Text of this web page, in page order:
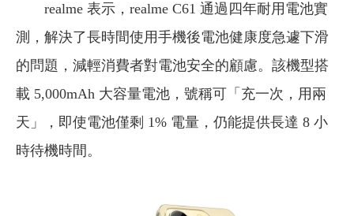
realme 表示，realme C61 通過四年耐用電池實
測，解決了長時間使用手機後電池健康度急遽下滑
的問題，減輕消費者對電池安全的顧慮。該機型搭
載 5,000mAh 大容量電池，號稱可「充一次，用兩
天」，即使電池僅剩 1% 電量，仍能提供長達 8 小
時待機時間。